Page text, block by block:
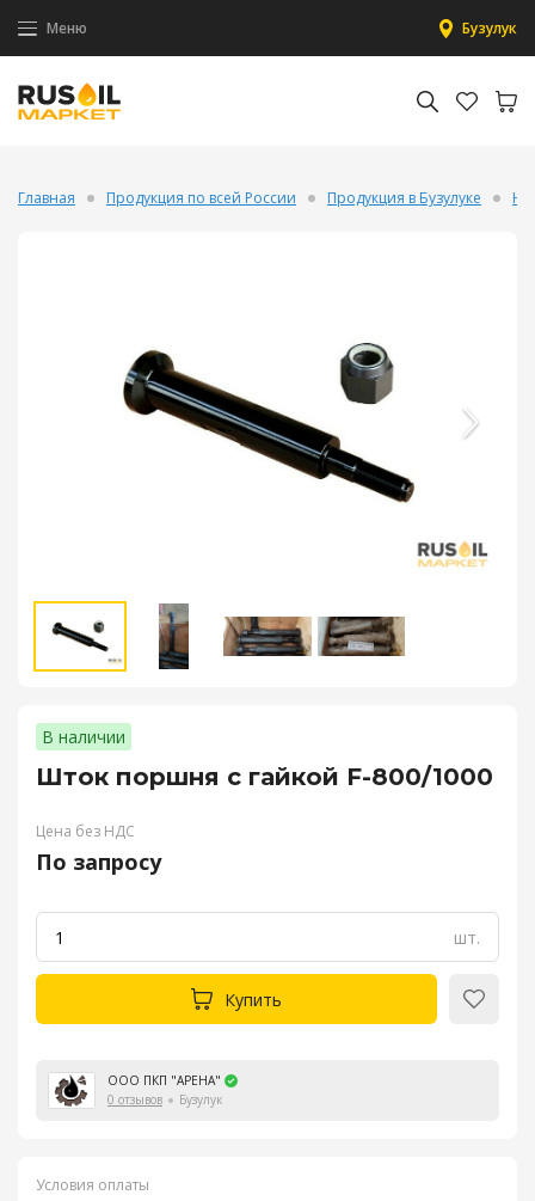
Меню Бузулук
Главная Продукция по всей России Продукция в Бузулуке
В наличии
Шток поршня с гайкой F-800/1000
Цена без НДС
По запросу
шт.
Купить
ООО ПКП "АРЕНА"
0 отзывов
Бузулук
Условия оплаты